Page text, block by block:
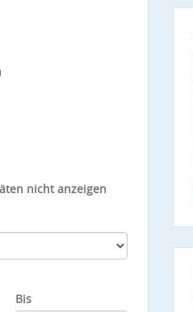
nicht anzeigen
Bis